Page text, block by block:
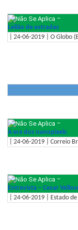
–
Leilão de estradas
| 24-06-2019 | O Globo
–
A era dos nanopixels
| 24-06-2019 | Correio
–
Entrevista – Cesar
| 24-06-2019 | Estado